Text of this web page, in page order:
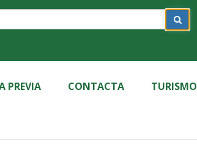
PREVIA CONTACTA TURISMO